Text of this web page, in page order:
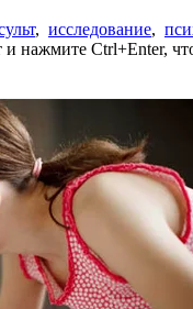
, исследование,
нажмите Ctrl+Enter,